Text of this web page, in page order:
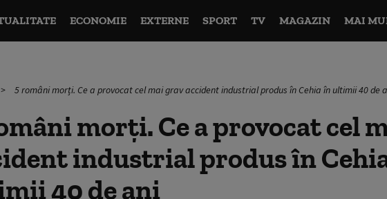
ECONOMIE EXTERNE SPORT TV MAGAZIN MAI
5 români morți. Ce a provocat cel mai grav accident industrial produs în Cehia în ultimii 40 de
morți. Ce a provocat cel
industrial produs în
40 de ani